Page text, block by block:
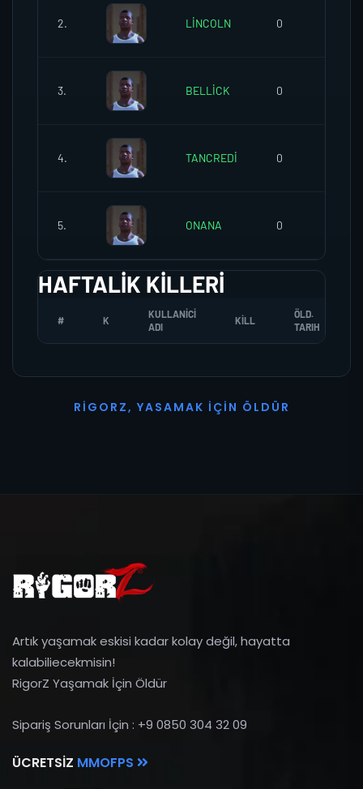
2. LİNCOLN 0
3. BELLİCK 0
4. TANCREDİ 0
5. ONANA 0
HAFTALIK KILLERI
# K
KULLANICI
ADI
KILL
ÖLD.
TARIH
R I G O R Z, YASAMAK İ ÇI N Ö L D Ü R
Artık yaşamak eskisi kadar kolay değil, hayatta
kalabiliecekmisin!
RigorZ Yaşamak İçin Öldür
Sipariş Sorunları İçin : +9 0850 304 32 09
ÜCRETSIZ MMOFPS